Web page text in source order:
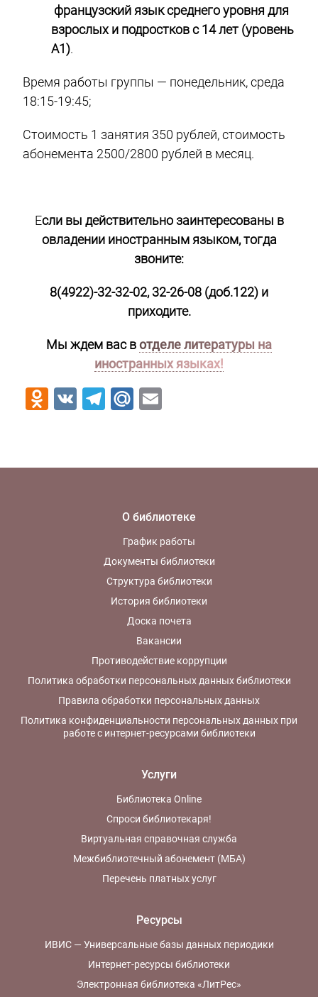
французский язык среднего уровня для
взрослых и подростков с 14 лет (уровень
А1).
Время работы группы — понедельник, среда
18:15-19:45;
Стоимость 1 занятия 350 рублей, стоимость
абонемента 2500/2800 рублей в месяц.
Если вы действительно заинтересованы в
овладении иностранным языком, тогда
звоните:
8(4922)-32-32-02, 32-26-08 (доб.122) и
приходите.
Мы ждем вас вотделе литературы на
иностранных языках!
Odnoklassniki
VK Telegram
Mail.Ru
О библиотеке
График работы
Документы библиотеки
Структура библиотеки
История библиотеки
Доска почета
Вакансии
Противодействие коррупции
Политика обработки персональных данных библиотеки
Правила обработки персональных данных
Политика конфиденциальности персональных данных при
работе с интернет-ресурсами библиотеки
Услуги
Библиотека Online
Спроси библиотекаря!
Виртуальная справочная служба
Межбиблиотечный абонемент (МБА)
Перечень платных услуг
Ресурсы
ИВИС — Универсальные базы данных периодики
Интернет-ресурсы библиотеки
Электронная библиотека «ЛитРес»